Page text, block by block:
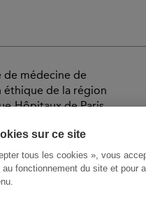
sur ce site
tous les cookies », vous
fonctionnement du site et pour
de médecine de
éthique de la région
Hôpitaux de Paris,